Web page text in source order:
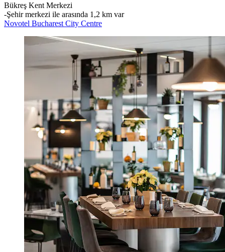
Bükreş Kent Merkezi
‐Şehir merkezi ile arasında 1,2 km var
Novotel Bucharest City Centre